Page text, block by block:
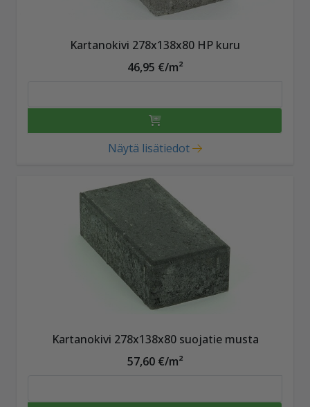
Kartanokivi 278x138x80 HP kuru
46,95 €/m²
Näytä lisätiedot
Kartanokivi 278x138x80 suojatie musta
57,60 €/m²